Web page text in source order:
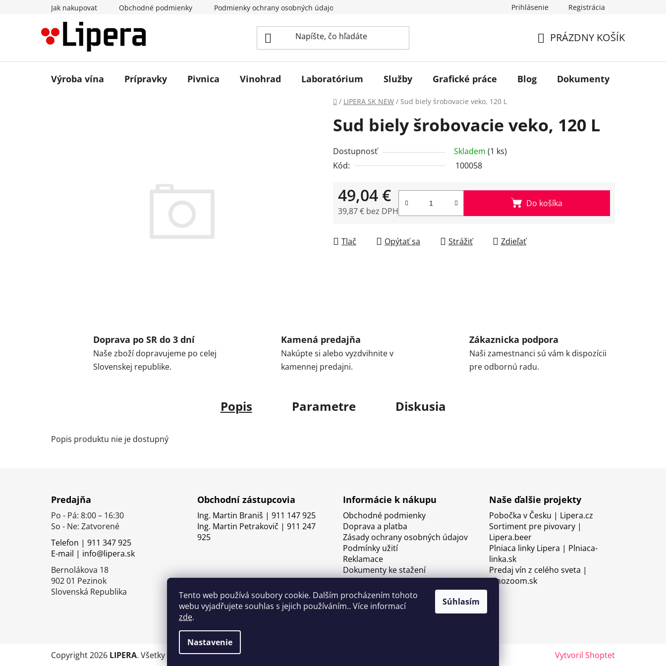
Tento web používá soubory cookie. Dalším procházením tohoto
webu vyjadřujete souhlas s jejich používáním.. Více informací
zde.
Nastavenie
Súhlasím
Jak nakupovat Obchodné podmienky Podmienky ochrany osobných údajov Prihlásenie Registrácia
KOŠÍK
PRÁZDNY KOŠÍK
Výroba vína Prípravky Pivnica Vinohrad Laboratórium Služby Grafické práce Blog Dokumenty
Domov
/ LIPERA SK NEW / Sud biely šrobovacie veko, 120 L
Sud biely šrobovacie veko, 120 L
Dostupnosť Skladem (1 ks)
Kód:
100058
49,04 €
39,87 € bez DPH
Do košíka
Tlač Opýtať sa Strážiť Zdieľať
Doprava po SR do 3 dní
Naše zboží dopravujeme po celej
Slovenskej republike.
Kamená predajňa
Nakúpte si alebo vyzdvihnite v
kamennej predajni.
Zákaznicka podpora
Naši zamestnanci sú vám k dispozícii
pre odbornú radu.
Popis Parametre Diskusia
Popis produktu nie je dostupný
Predajňa
Po - Pá: 8:00 – 16:30
So - Ne: Zatvorené
Telefon | 911 347 925
E-mail | info@lipera.sk
Bernolákova 18
902 01 Pezinok
Slovenská Republika
Obchodní zástupcovia
Ing. Martin Braniš | 911 147 925
Ing. Martin Petrakovič | 911 247
925
Informácie k nákupu
Obchodné podmienky
Doprava a platba
Zásady ochrany osobných údajov
Podmínky užití
Reklamace
Dokumenty ke stažení
Naše ďalšie projekty
Pobočka v Česku | Lipera.cz
Sortiment pre pivovary |
Lipera.beer
Plniaca linky Lipera | Plniaca-
linka.sk
Predaj vín z celého sveta |
Vinozoom.sk
Vytvoril Shoptet
Copyright 2026 LIPERA. Všetky práva vyhradené.